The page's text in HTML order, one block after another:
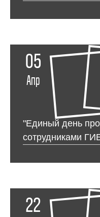
05
Апр
"Единый день
сотрудниками
22